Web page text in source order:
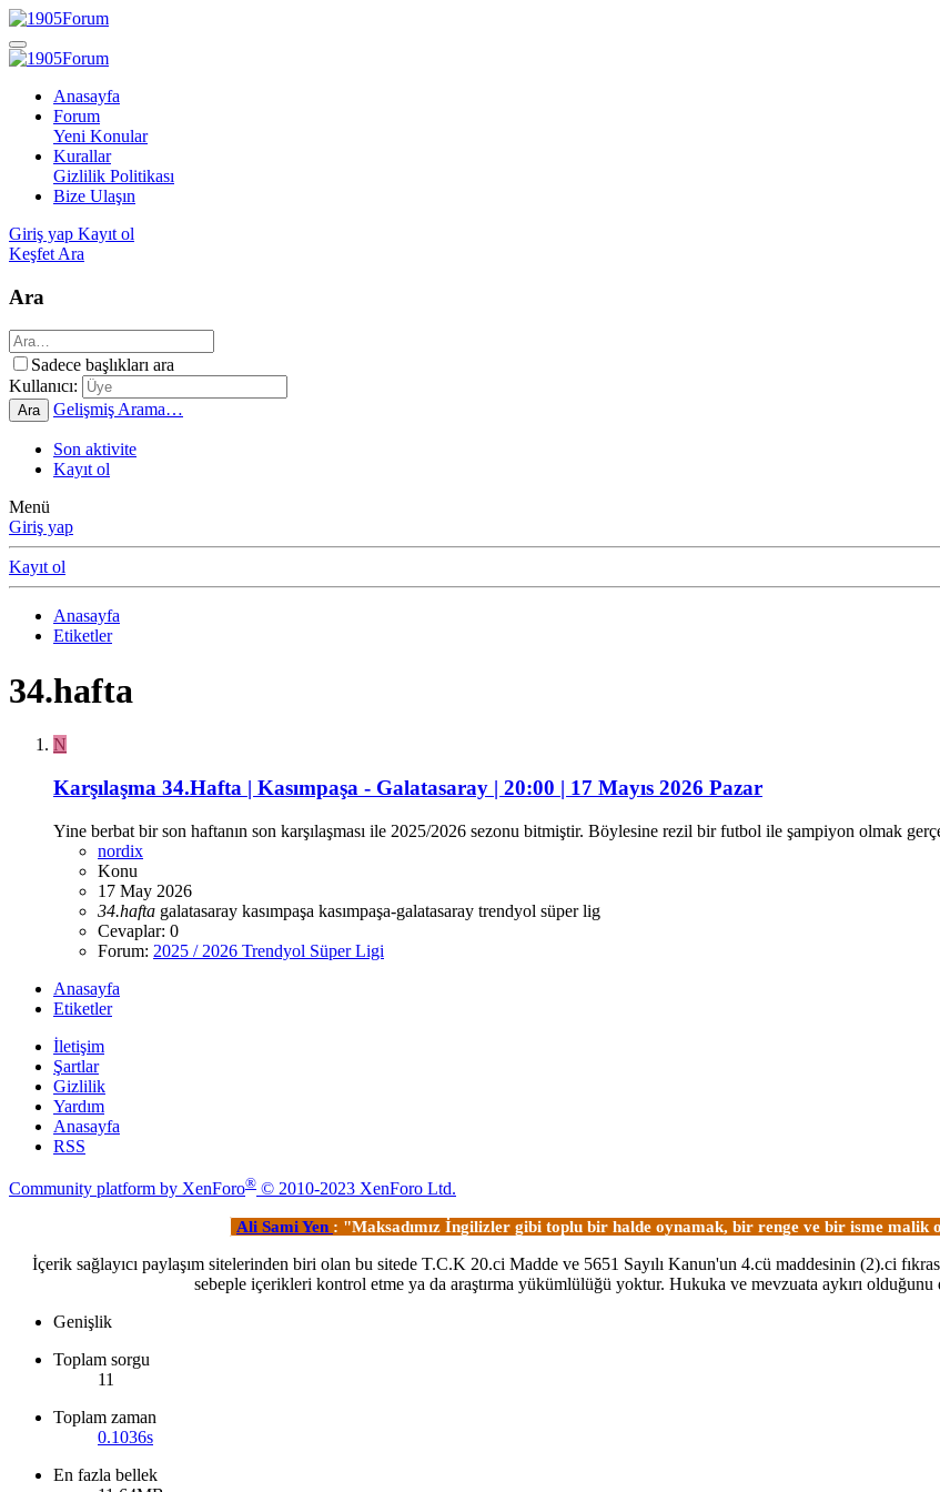
Anasayfa
Forum
Yeni Konular
Kurallar
Gizlilik Politikası
Bize Ulaşın
Giriş yap Kayıt ol
Keşfet Ara
Ara
Sadece başlıkları ara
Kullanıcı:
Ara Gelişmiş Arama…
Son aktivite
Kayıt ol
Menü
Giriş yap
Kayıt ol
Anasayfa
Etiketler
34.hafta
N
Karşılaşma 34.Hafta | Kasımpaşa - Galatasaray | 20:00 | 17 Mayıs 2026 Pazar
Yine berbat bir son haftanın son karşılaşması ile 2025/2026 sezonu bitmiştir. Böylesine rezil bir futbol ile şampiyon olmak
nordix
Konu
17 May 2026
34.hafta galatasaray kasımpaşa kasımpaşa-galatasaray trendyol süper lig
Cevaplar: 0
Forum: 2025 / 2026 Trendyol Süper Ligi
Anasayfa
Etiketler
İletişim
Şartlar
Gizlilik
Yardım
Anasayfa
RSS
Community platform by XenForo® © 2010-2023 XenForo Ltd.
Ali Sami Yen : "Maksadımız İngilizler gibi toplu bir halde oynamak, bir renge ve bir isme malik
İçerik sağlayıcı paylaşım sitelerinden biri olan bu sitede T.C.K 20.ci Madde ve 5651 Sayılı Kanun'un 4.cü maddesinin (2).ci
sebeple içerikleri kontrol etme ya da araştırma yükümlülüğü yoktur. Hukuka ve mevzuata aykırı
Genişlik
Toplam sorgu
11
Toplam zaman
0.1036s
En fazla bellek